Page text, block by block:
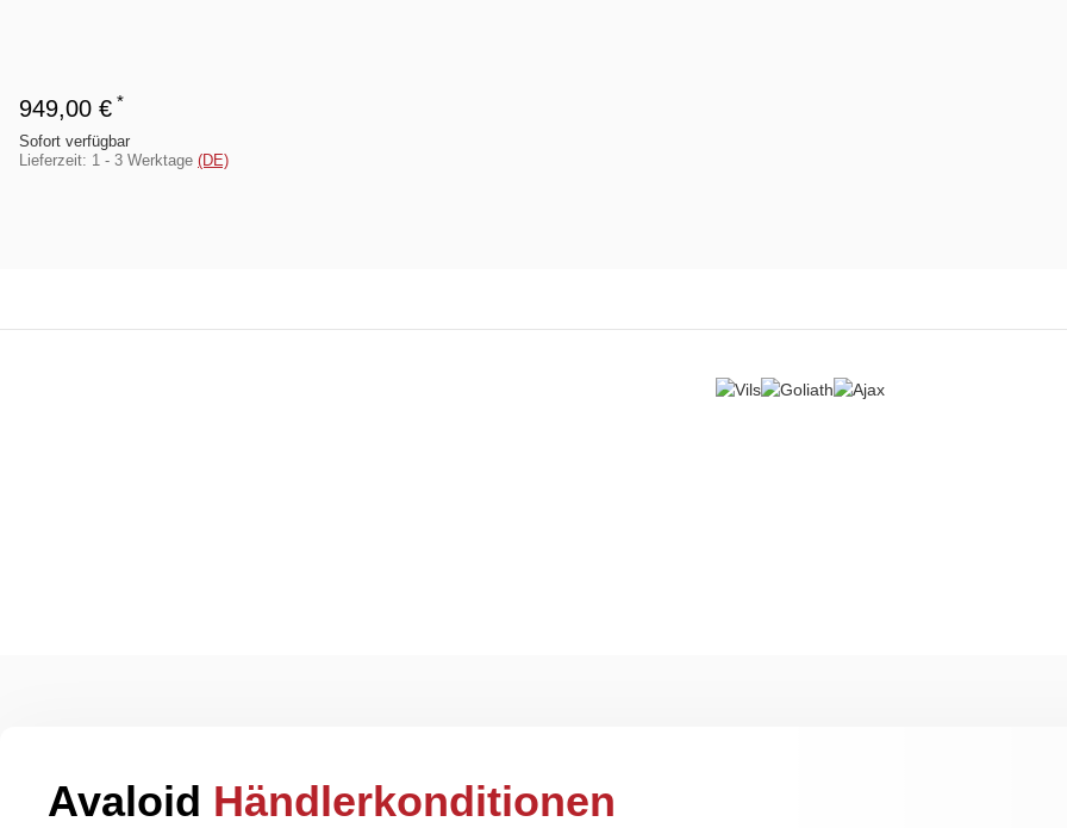
949,00 € *
Sofort verfügbar
Lieferzeit: 1 - 3 Werktage (DE)
Avaloid Händlerkonditionen